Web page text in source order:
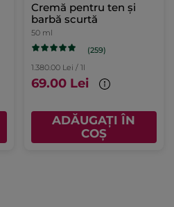
Cremă pentru ten și
barbă scurtă
50 ml
(259)
1.380.00 Lei / 1l
69.00 Lei
ADĂUGAȚI ÎN
COȘ